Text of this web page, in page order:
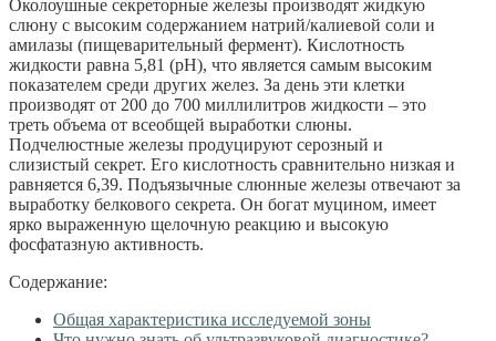
Околоушные секреторные железы производят жидкую
слюну с высоким содержанием натрий/калиевой соли и
амилазы (пищеварительный фермент). Кислотность
жидкости равна 5,81 (рН), что является самым высоким
показателем среди других желез. За день эти клетки
производят от 200 до 700 миллилитров жидкости – это
треть объема от всеобщей выработки слюны.
Подчелюстные железы продуцируют серозный и
слизистый секрет. Его кислотность сравнительно низкая и
равняется 6,39. Подъязычные слюнные железы отвечают за
выработку белкового секрета. Он богат муцином, имеет
ярко выраженную щелочную реакцию и высокую
фосфатазную активность.
Содержание:
Общая характеристика исследуемой зоны